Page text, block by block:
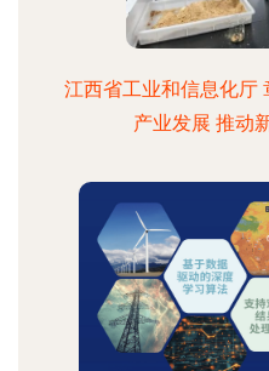
江西省工业和信息化厅
产业发展 推动